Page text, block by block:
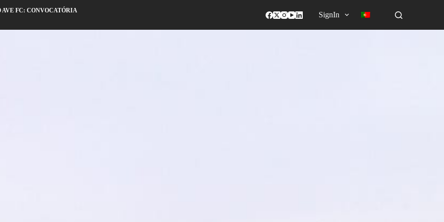
AVE FC: CONVOCATÓRIA
SignIn